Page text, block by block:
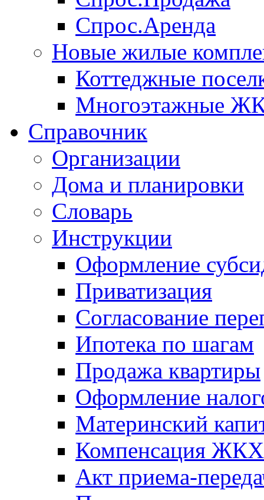
Спрос.Аренда
Новые жилые
Коттеджные
Многоэтажные
Справочник
Организации
Дома и планировки
Словарь
Инструкции
Оформление
Приватизация
Согласование
Ипотека по шагам
Продажа квартиры
Оформление
Материнский
Компенсация ЖКХ
Акт приема-